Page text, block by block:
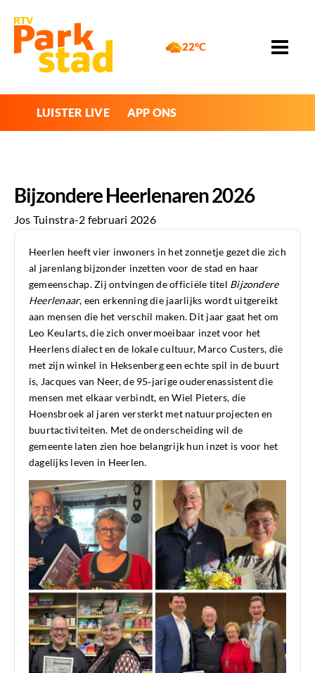
22°C
LUISTER LIVE APP ONS
Bijzondere Heerlenaren 2026
Jos Tuinstra-2 februari 2026
Heerlen heeft vier inwoners in het zonnetje gezet die zich
al jarenlang bijzonder inzetten voor de stad en haar
gemeenschap. Zij ontvingen de officiële titel Bijzondere
Heerlenaar, een erkenning die jaarlijks wordt uitgereikt
aan mensen die het verschil maken. Dit jaar gaat het om
Leo Keularts, die zich onvermoeibaar inzet voor het
Heerlens dialect en de lokale cultuur, Marco Custers, die
met zijn winkel in Heksenberg een echte spil in de buurt
is, Jacques van Neer, de 95‑jarige ouderenassistent die
mensen met elkaar verbindt, en Wiel Pieters, die
Hoensbroek al jaren versterkt met natuurprojecten en
buurtactiviteiten. Met de onderscheiding wil de
gemeente laten zien hoe belangrijk hun inzet is voor het
dagelijks leven in Heerlen.